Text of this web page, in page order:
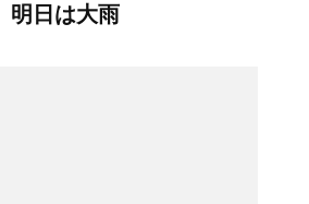
明日は大雨